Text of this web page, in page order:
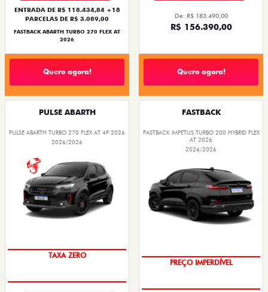
ENTRADA DE R$ 118.434,84 +18
PARCELAS DE R$ 3.089,00
FASTBACK ABARTH TURBO 270 FLEX AT
2026
Quero agora!
De: R$ 183.490,00
R$ 156.390,00
Quero agora!
PULSE ABARTH
PULSE ABARTH TURBO 270 FLEX AT 4P 2026
2026/2026
SAIA DE FIAT 0KM
FASTBACK
FASTBACK IMPETUS TURBO 200 HYBRID FLEX
AT 2026
2026/2026
OPORTUNIDADE